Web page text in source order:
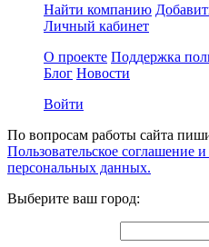
Найти компанию
Личный кабинет
О проекте Поддержка
Блог Новости
Войти
По вопросам работы сайта
Пользовательское соглашение
персональных данных.
Выберите ваш город: